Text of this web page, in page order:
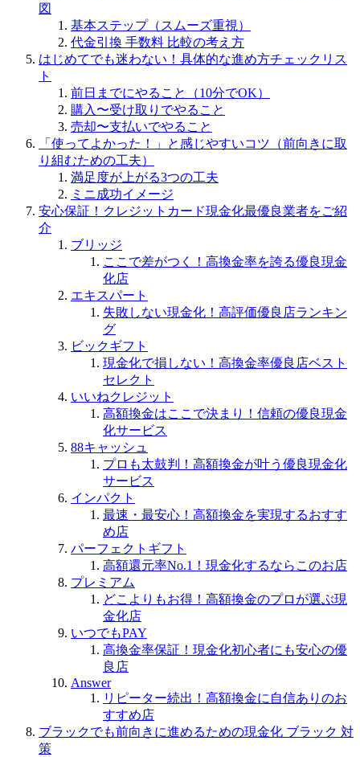
図
基本ステップ（スムーズ重視）
代金引換 手数料 比較の考え方
はじめてでも迷わない！具体的な進め方チェックリス
ト
前日までにやること（10分でOK）
購入〜受け取りでやること
売却〜支払いでやること
「使ってよかった！」と感じやすいコツ（前向きに取
り組むための工夫）
満足度が上がる3つの工夫
ミニ成功イメージ
安心保証！クレジットカード現金化最優良業者をご紹
介
ブリッジ
ここで差がつく！高換金率を誇る優良現金
化店
エキスパート
失敗しない現金化！高評価優良店ランキン
グ
ビックギフト
現金化で損しない！高換金率優良店ベスト
セレクト
いいねクレジット
高額換金はここで決まり！信頼の優良現金
化サービス
88キャッシュ
プロも太鼓判！高額換金が叶う優良現金化
サービス
インパクト
最速・最安心！高額換金を実現するおすす
め店
パーフェクトギフト
高額還元率No.1！現金化するならこのお店
プレミアム
どこよりもお得！高額換金のプロが選ぶ現
金化店
いつでもPAY
高換金率保証！現金化初心者にも安心の優
良店
Answer
リピーター続出！高額換金に自信ありのお
すすめ店
ブラックでも前向きに進めるための現金化 ブラック 対
策